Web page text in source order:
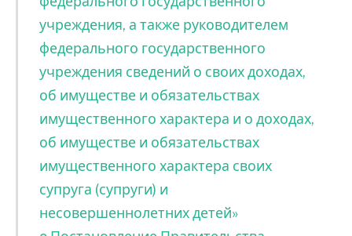
учреждения, а также руководителем
федерального государственного
учреждения сведений о своих доходах,
об имуществе и обязательствах
имущественного характера и о доходах,
об имуществе и обязательствах
имущественного характера своих
супруга (супруги) и
несовершеннолетних детей»